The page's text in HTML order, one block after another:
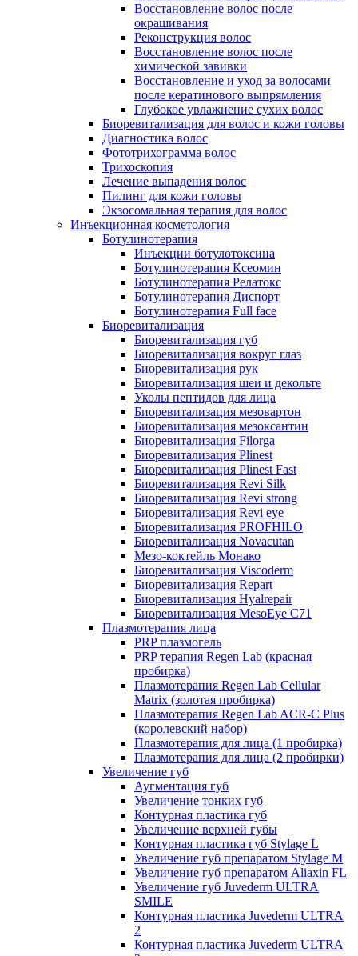
Восстановление волос после
окрашивания
Реконструкция волос
Восстановление волос после
химической завивки
Восстановление и уход за волосами
после кератинового выпрямления
Глубокое увлажнение сухих волос
Биоревитализация для волос и кожи головы
Диагностика волос
Фототрихограмма волос
Трихоскопия
Лечение выпадения волос
Пилинг для кожи головы
Экзосомальная терапия для волос
Инъекционная косметология
Ботулинотерапия
Инъекции ботулотоксина
Ботулинотерапия Ксеомин
Ботулинотерапия Релатокс
Ботулинотерапия Диспорт
Ботулинотерапия Full face
Биоревитализация
Биоревитализация губ
Биоревитализация вокруг глаз
Биоревитализация рук
Биоревитализация шеи и декольте
Уколы пептидов для лица
Биоревитализация мезовартон
Биоревитализация мезоксантин
Биоревитализация Filorga
Биоревитализация Plinest
Биоревитализация Plinest Fast
Биоревитализация Revi Silk
Биоревитализация Revi strong
Биоревитализация Revi eye
Биоревитализация PROFHILO
Биоревитализация Novacutan
Мезо-коктейль Монако
Биоревитализация Viscoderm
Биоревитализация Repart
Биоревитализация Hyalrepair
Биоревитализация MesoEye C71
Плазмотерапия лица
PRP плазмогель
PRP терапия Regen Lab (красная
пробирка)
Плазмотерапия Regen Lab Cellular
Matrix (золотая пробирка)
Плазмотерапия Regen Lab ACR-C Plus
(королевский набор)
Плазмотерапия для лица (1 пробирка)
Плазмотерапия для лица (2 пробирки)
Увеличение губ
Аугментация губ
Увеличение тонких губ
Контурная пластика губ
Увеличение верхней губы
Контурная пластика губ Stylage L
Увеличение губ препаратом Stylage M
Увеличение губ препаратом Aliaxin FL
Увеличение губ Juvederm ULTRA
SMILE
Контурная пластика Juvederm ULTRA
2
Контурная пластика Juvederm ULTRA